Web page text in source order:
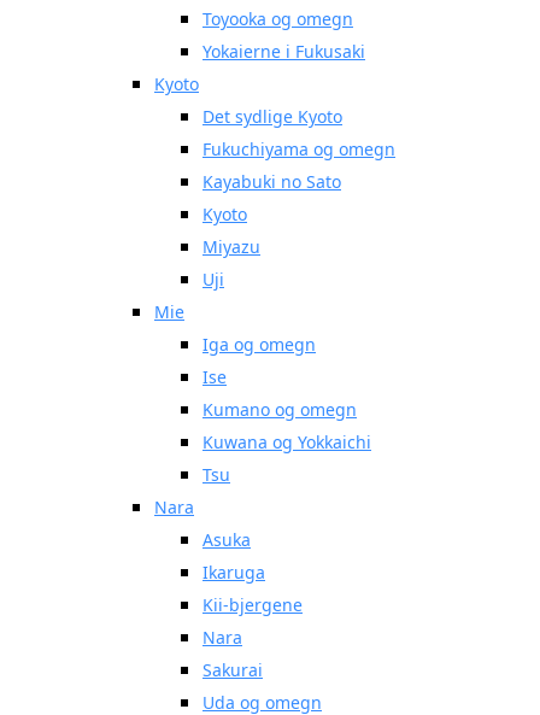
Toyooka og omegn
Yokaierne i Fukusaki
Kyoto
Det sydlige Kyoto
Fukuchiyama og omegn
Kayabuki no Sato
Kyoto
Miyazu
Uji
Mie
Iga og omegn
Ise
Kumano og omegn
Kuwana og Yokkaichi
Tsu
Nara
Asuka
Ikaruga
Kii-bjergene
Nara
Sakurai
Uda og omegn